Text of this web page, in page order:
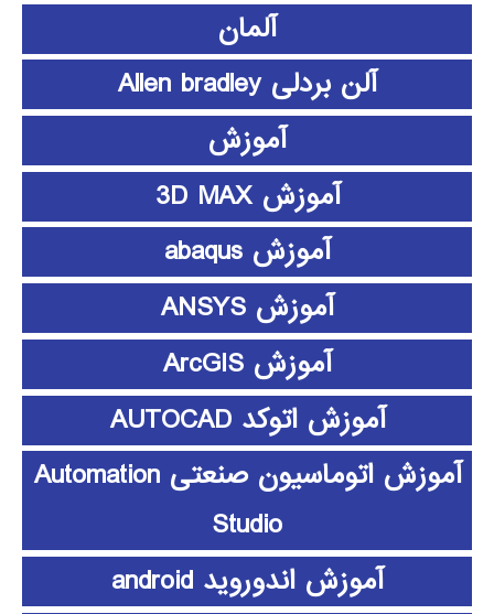
آلمان
آلن بردلی Allen bradley
آموزش
آموزش 3D MAX
آموزش abaqus
آموزش ANSYS
آموزش ArcGIS
آموزش اتوکد AUTOCAD
آموزش اتوماسیون صنعتی Automation
Studio
آموزش اندوروید android